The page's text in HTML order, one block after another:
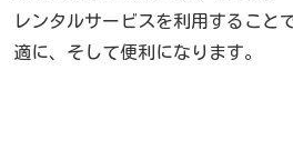
レンタルサービスを利用すること
適に、そして便利になります。